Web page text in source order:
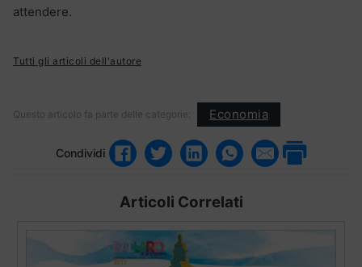
attendere.
Tutti gli articoli dell'autore
Questo articolo fa parte delle categorie: Economia
Condividi
Articoli Correlati